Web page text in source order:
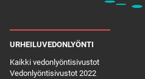
URHEILUVEDONLYÖNTI
Kaikki vedonlyöntisivustot
Vedonlyöntisivustot 2022